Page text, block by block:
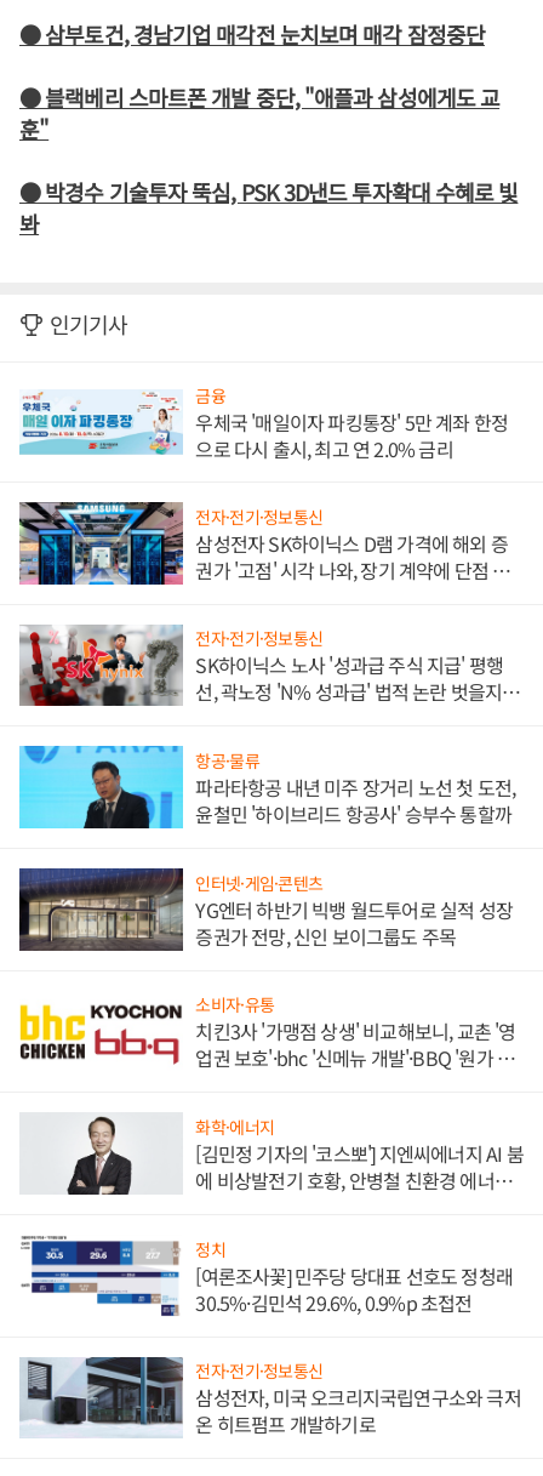
● 삼부토건, 경남기업 매각전 눈치보며 매각 잠정중단
● 블랙베리 스마트폰 개발 중단, "애플과 삼성에게도 교
훈"
● 박경수 기술투자 뚝심, PSK 3D낸드 투자확대 수혜로 빛
봐
인기기사
금융
우체국 '매일이자 파킹통장' 5만 계좌 한정
으로 다시 출시, 최고 연 2.0% 금리
전자·전기·정보통신
삼성전자 SK하이닉스 D램 가격에 해외 증
권가 '고점' 시각 나와, 장기 계약에 단점 부
전자·전기·정보통신
SK하이닉스 노사 '성과급 주식 지급' 평행
선, 곽노정 'N% 성과급' 법적 논란 벗을지 주
항공·물류
파라타항공 내년 미주 장거리 노선 첫 도전,
윤철민 '하이브리드 항공사' 승부수 통할까
인터넷·게임·콘텐츠
YG엔터 하반기 빅뱅 월드투어로 실적 성장
증권가 전망, 신인 보이그룹도 주목
소비자·유통
치킨3사 '가맹점 상생' 비교해보니, 교촌 '영
업권 보호'·bhc '신메뉴 개발'·BBQ '원가 부
화학·에너지
[김민정 기자의 '코스뽀'] 지엔씨에너지 AI 붐
에 비상발전기 호황, 안병철 친환경 에너지
정치
[여론조사꽃] 민주당 당대표 선호도 정청래
30.5%·김민석 29.6%, 0.9%p 초접전
전자·전기·정보통신
삼성전자, 미국 오크리지국립연구소와 극저
온 히트펌프 개발하기로